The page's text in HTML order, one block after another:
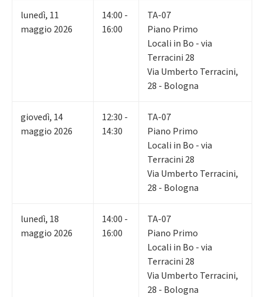
lunedì, 11
maggio 2026
14:00 -
16:00
TA-07
Piano Primo
Locali in Bo - via
Terracini 28
Via Umberto Terracini,
28 - Bologna
giovedì, 14
maggio 2026
12:30 -
14:30
TA-07
Piano Primo
Locali in Bo - via
Terracini 28
Via Umberto Terracini,
28 - Bologna
lunedì, 18
maggio 2026
14:00 -
16:00
TA-07
Piano Primo
Locali in Bo - via
Terracini 28
Via Umberto Terracini,
28 - Bologna